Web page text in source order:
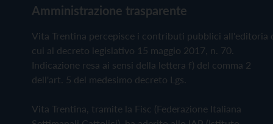
Amministrazione trasparente
Vita Trentina percepisce i contributi pubblici all'editoria
cui al decreto legislativo 15 maggio 2017, n. 70.
Indicazione resa ai sensi della lettera f) del comma 2
dell'art. 5 del medesimo decreto Lgs.
Vita Trentina, tramite la Fisc (Federazione Italiana